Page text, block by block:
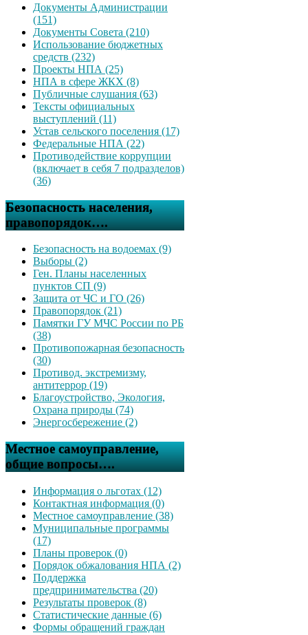
Документы Администрации
(151)
Документы Совета (210)
Использование бюджетных
средств (232)
Проекты НПА (25)
НПА в сфере ЖКХ (8)
Публичные слушания (63)
Тексты официальных
выступлений (11)
Устав сельского поселения (17)
Федеральные НПА (22)
Противодействие коррупции
(включает в себя 7 подразделов)
(36)
Безопасность населения,
правопорядок….
Безопасность на водоемах (9)
Выборы (2)
Ген. Планы населенных
пунктов СП (9)
Защита от ЧС и ГО (26)
Правопорядок (21)
Памятки ГУ МЧС России по РБ
(38)
Противопожарная безопасность
(30)
Противод. экстремизму,
антитеррор (19)
Благоустройство, Экология,
Охрана природы (74)
Энергосбережение (2)
Местное самоуправление,
общие вопросы….
Информация о льготах (12)
Контактная информация (0)
Местное самоуправление (38)
Муниципальные программы
(17)
Планы проверок (0)
Порядок обжалования НПА (2)
Поддержка
предпринимательства (20)
Результаты проверок (8)
Статистические данные (6)
Формы обращений граждан